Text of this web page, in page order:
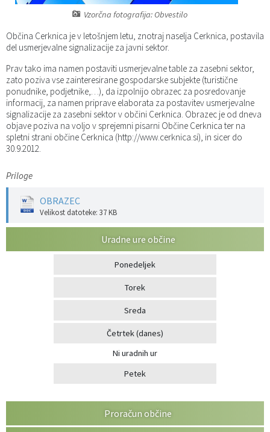
Vzorčna fotografija: Obvestilo
Občina Cerknica je v letošnjem letu, znotraj naselja Cerknica, postavila
del usmerjevalne signalizacije za javni sektor.
Prav tako ima namen postaviti usmerjevalne table za zasebni sektor,
zato poziva vse zainteresirane gospodarske subjekte (turistične
ponudnike, podjetnike,…), da izpolnijo obrazec za posredovanje
informacij, za namen priprave elaborata za postavitev usmerjevalne
signalizacije za zasebni sektor v občini Cerknica. Obrazec je od dneva
objave poziva na voljo v sprejemni pisarni Občine Cerknica ter na
spletni strani občine Cerknica (http://www.cerknica.si), in sicer do
30.9.2012.
Priloge
OBRAZEC
Velikost datoteke: 37 KB
Uradne ure občine
Ponedeljek
Torek
Sreda
Četrtek(danes)
Ni uradnih ur
Petek
Proračun občine
Katalog informacij javnega značaja
Vizitka občine
Predsedniki političnih strank
Služba za okolje in prostor
Služba za stanovanjsko dejavnost
Služba za civilno zaščito
Služba za družbene dejavnosti
Služba za gospodarstvo, turizem in kmetijstvo
Služba za krajevne skupnosti
Občinski predpisi
Strategije in koncepti
Proračuni občine